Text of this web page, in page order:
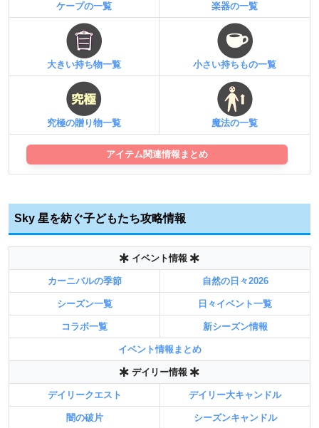
ケープの一覧 楽器の一覧
大きい持ち物一覧 小さい持ちもの一覧
究極の贈り物一覧 魔法の一覧
アイテム関連情報まとめ
Sky 星を紡ぐ子どもたち攻略情報
イベント情報
カーニバルの季節 自然の日々2026
シーズン一覧 日々イベント一覧
コラボ一覧 新シーズン情報
イベント情報まとめ
デイリー情報
デイリークエスト デイリー大キャンドル
闇の破片 シーズンキャンドル